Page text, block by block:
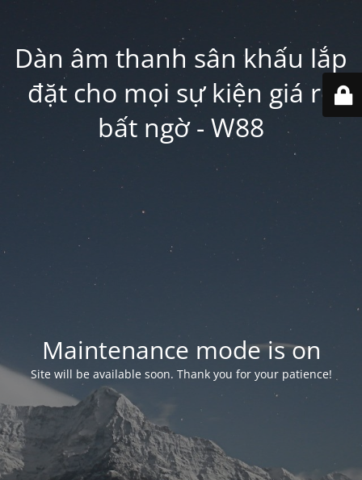
Dàn âm thanh sân khấu lắp
đặt cho mọi sự kiện giá rẻ
bất ngờ - W88
Maintenance mode is on
Site will be available soon. Thank you for your patience!